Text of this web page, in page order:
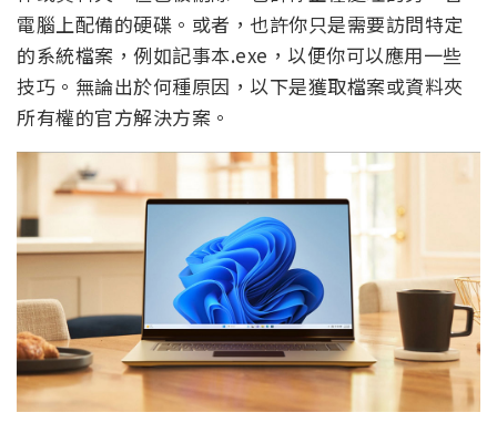
電腦上配備的硬碟。或者，也許你只是需要訪問特定
的系統檔案，例如記事本.exe，以便你可以應用一些
技巧。無論出於何種原因，以下是獲取檔案或資料夾
所有權的官方解決方案。